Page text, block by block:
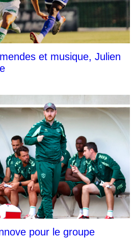
et musique, Julien
pour le groupe